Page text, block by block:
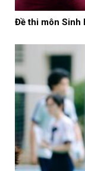
Đề thi môn Sinh